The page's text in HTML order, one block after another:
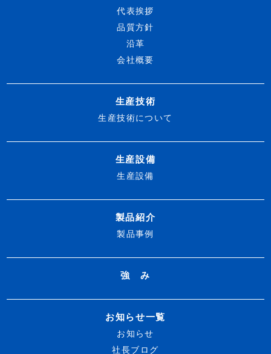
代表挨拶
品質方針
沿革
会社概要
生産技術
生産技術について
生産設備
生産設備
製品紹介
製品事例
強 み
お知らせ一覧
お知らせ
社長ブログ